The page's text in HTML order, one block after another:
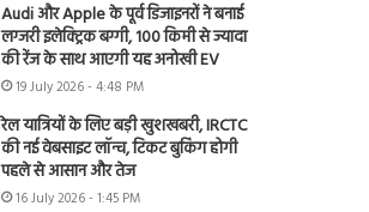
Audi और Apple के पूर्व डिजाइनरों ने बनाई
लग्जरी इलेक्ट्रिक बग्गी, 100 किमी से ज्यादा
की रेंज के साथ आएगी यह अनोखी EV
19 July 2026 - 4:48 PM
रेल यात्रियों के लिए बड़ी खुशखबरी, IRCTC
की नई वेबसाइट लॉन्च, टिकट बुकिंग होगी
पहले से आसान और तेज
16 July 2026 - 1:45 PM